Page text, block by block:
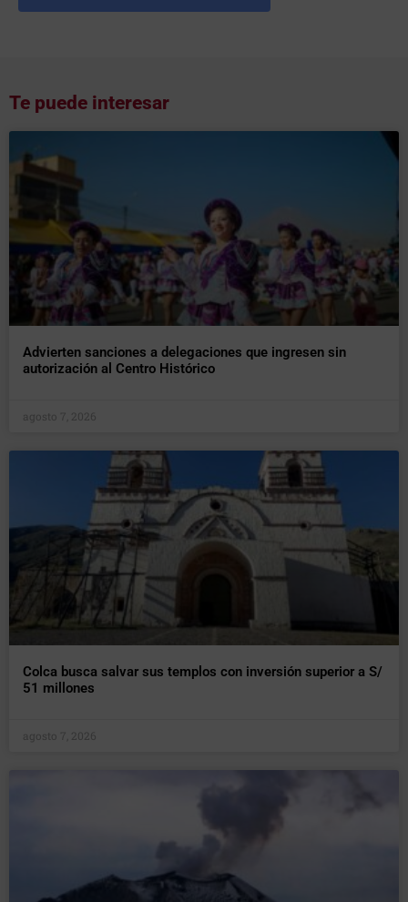
Te puede interesar
Advierten sanciones a delegaciones que ingresen sin
autorización al Centro Histórico
agosto 7, 2026
Colca busca salvar sus templos con inversión superior a S/
51 millones
agosto 7, 2026